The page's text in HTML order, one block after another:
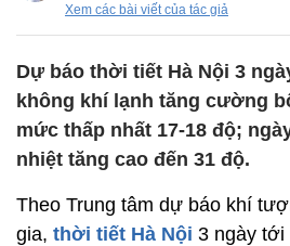
Xem các bài viết của tác giả
Dự báo thời tiết Hà Nội 3
không khí lạnh tăng cường
mức thấp nhất 17-18 độ;
nhiệt tăng cao đến 31 độ.
Theo Trung tâm dự báo khí
gia, thời tiết Hà Nội 3 ngày tới